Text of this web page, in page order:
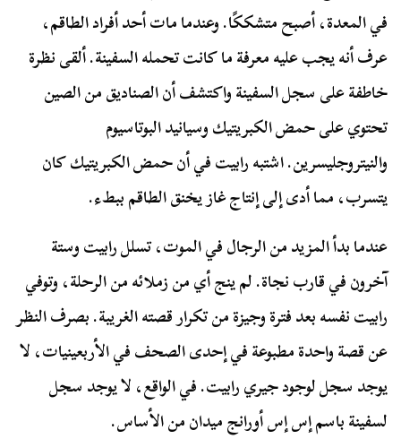
في المعدة، أصبح متشككًا. وعندما مات أحد أفراد الطاقم،
عرف أنه يجب عليه معرفة ما كانت تحمله السفينة. ألقى نظرة
خاطفة على سجل السفينة واكتشف أن الصناديق من الصين
تحتوي على حمض الكبريتيك وسيانيد البوتاسيوم
والنيتروجليسرين. اشتبه رابيت في أن حمض الكبريتيك كان
يتسرب، مما أدى إلى إنتاج غاز يخنق الطاقم ببطء.
عندما بدأ المزيد من الرجال في الموت، تسلل رابيت وستة
آخرون في قارب نجاة. لم ينج أي من زملائه من الرحلة، وتوفي
رابيت نفسه بعد فترة وجيزة من تكرار قصته الغريبة. بصرف النظر
عن قصة واحدة مطبوعة في إحدى الصحف في الأربعينيات، لا
يوجد سجل لوجود جيري رابيت. في الواقع، لا يوجد سجل
لسفينة باسم إس إس أورانج ميدان من الأساس.